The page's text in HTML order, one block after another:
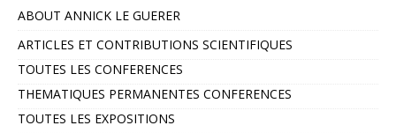
ABOUT ANNICK LE GUERER
ARTICLES ET CONTRIBUTIONS SCIENTIFIQUES
TOUTES LES CONFERENCES
THEMATIQUES PERMANENTES CONFERENCES
TOUTES LES EXPOSITIONS